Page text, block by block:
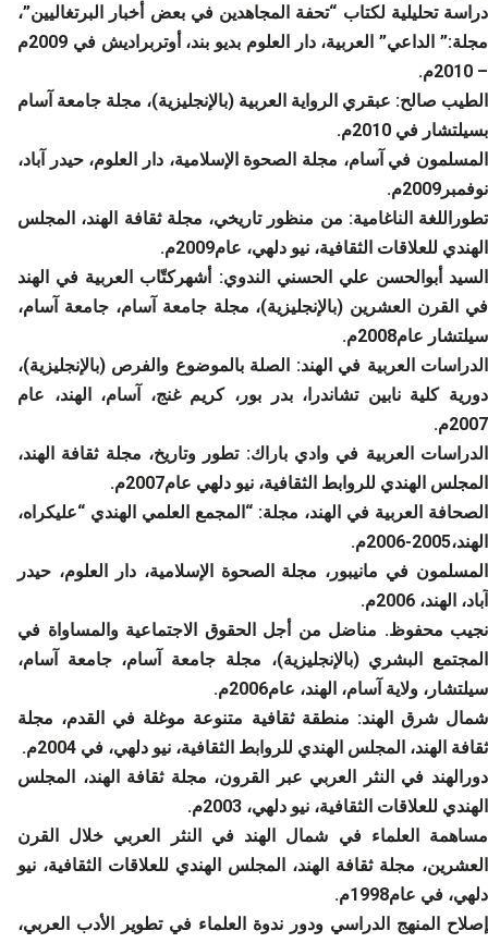
دراسة تحليلية لكتاب “تحفة المجاهدين في بعض أخبار البرتغاليين”،
مجلة:” الداعي” العربية، دار العلوم بديو بند، أوتربراديش في 2009م
– 2010م.
الطيب صالح: عبقري الرواية العربية (بالإنجليزية)، مجلة جامعة آسام
بسيلتشار في 2010م.
المسلمون في آسام، مجلة الصحوة الإسلامية، دار العلوم، حيدر آباد،
نوفمبر2009م.
تطوراللغة الناغامية: من منظور تاريخي، مجلة ثقافة الهند، المجلس
الهندي للعلاقات الثقافية، نيو دلهي، عام2009م.
السيد أبوالحسن علي الحسني الندوي: أشهركتّاب العربية في الهند
في القرن العشرين (بالإنجليزية)، مجلة جامعة آسام، جامعة آسام،
سيلتشار عام2008م.
الدراسات العربية في الهند: الصلة بالموضوع والفرص (بالإنجليزية)،
دورية كلية نابين تشاندرا، بدر بور، كريم غنج، آسام، الهند، عام
2007م.
الدراسات العربية في وادي باراك: تطور وتاريخ، مجلة ثقافة الهند،
المجلس الهندي للروابط الثقافية، نيو دلهي عام2007م.
الصحافة العربية في الهند، مجلة: “المجمع العلمي الهندي “عليكراه،
الهند،2005-2006م.
المسلمون في مانيبور، مجلة الصحوة الإسلامية، دار العلوم، حيدر
آباد، الهند، 2006م.
نجيب محفوظ. مناضل من أجل الحقوق الاجتماعية والمساواة في
المجتمع البشري (بالإنجليزية)، مجلة جامعة آسام، جامعة آسام،
سيلتشار، ولاية آسام، الهند، عام2006م.
شمال شرق الهند: منطقة ثقافية متنوعة موغلة في القدم، مجلة
ثقافة الهند، المجلس الهندي للروابط الثقافية، نيو دلهي، في 2004م.
دورالهند في النثر العربي عبر القرون، مجلة ثقافة الهند، المجلس
الهندي للعلاقات الثقافية، نيو دلهي، 2003م.
مساهمة العلماء في شمال الهند في النثر العربي خلال القرن
العشرين، مجلة ثقافة الهند، المجلس الهندي للعلاقات الثقافية، نيو
دلهي، في عام1998م.
إصلاح المنهج الدراسي ودور ندوة العلماء في تطوير الأدب العربي،